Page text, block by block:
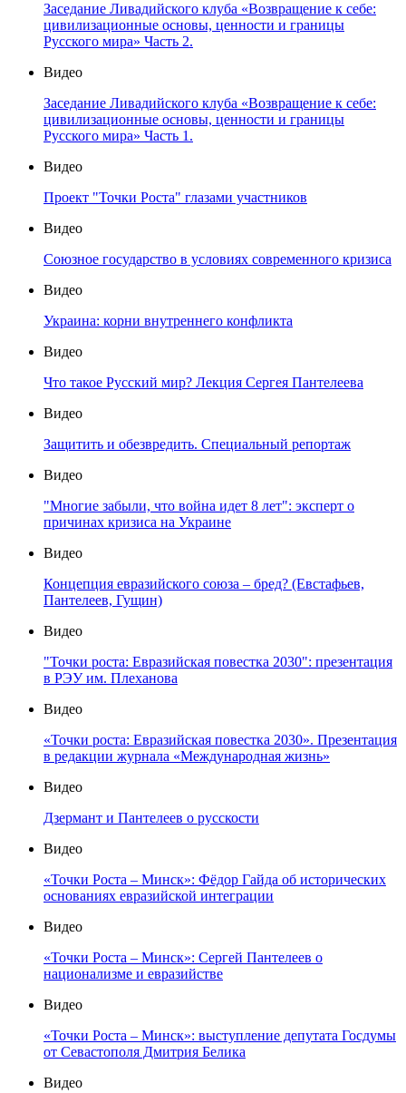
Заседание Ливадийского клуба «Возвращение к себе:
цивилизационные основы, ценности и границы
Русского мира» Часть 2.
Видео
Заседание Ливадийского клуба «Возвращение к себе:
цивилизационные основы, ценности и границы
Русского мира» Часть 1.
Видео
Проект "Точки Роста" глазами участников
Видео
Союзное государство в условиях современного кризиса
Видео
Украина: корни внутреннего конфликта
Видео
Что такое Русский мир? Лекция Сергея Пантелеева
Видео
Защитить и обезвредить. Специальный репортаж
Видео
"Многие забыли, что война идет 8 лет": эксперт о
причинах кризиса на Украине
Видео
Концепция евразийского союза – бред? (Евстафьев,
Пантелеев, Гущин)
Видео
"Точки роста: Евразийская повестка 2030": презентация
в РЭУ им. Плеханова
Видео
«Точки роста: Евразийская повестка 2030». Презентация
в редакции журнала «Международная жизнь»
Видео
Дзермант и Пантелеев о русскости
Видео
«Точки Роста – Минск»: Фёдор Гайда об исторических
основаниях евразийской интеграции
Видео
«Точки Роста – Минск»: Сергей Пантелеев о
национализме и евразийстве
Видео
«Точки Роста – Минск»: выступление депутата Госдумы
от Севастополя Дмитрия Белика
Видео